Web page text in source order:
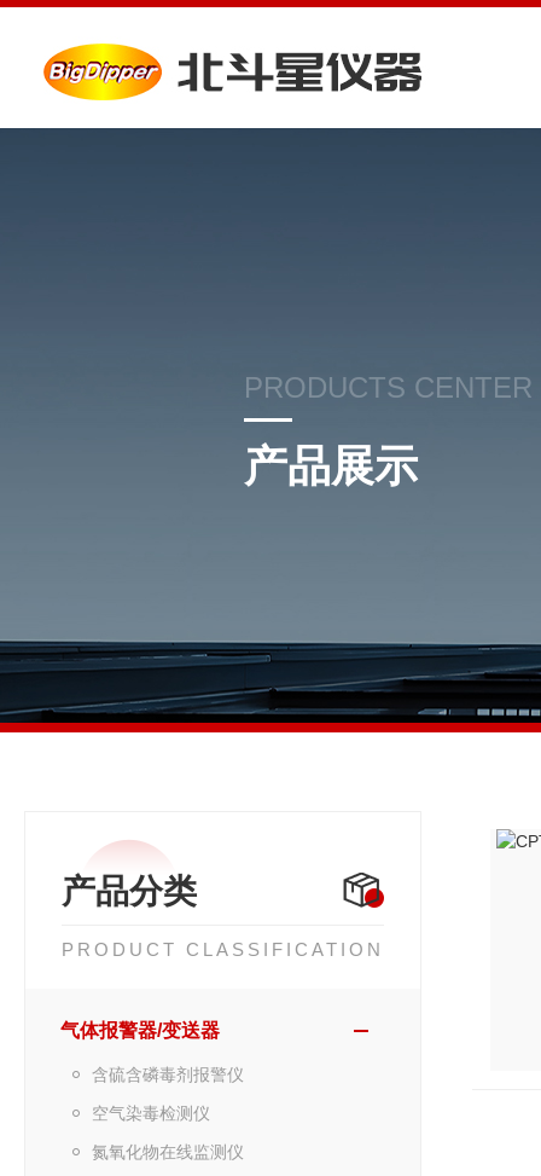
PRODUCTS CENTER
产品展示
产品分类
PRODUCT CLASSIFICATION
气体报警器/变送器
含硫含磷毒剂报警仪
空气染毒检测仪
氮氧化物在线监测仪